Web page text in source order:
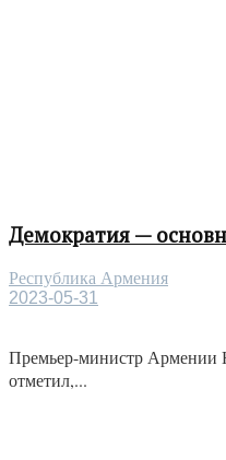
Демократия —
Республика Армения
2023-05-31
Премьер-министр Армении
отметил,...